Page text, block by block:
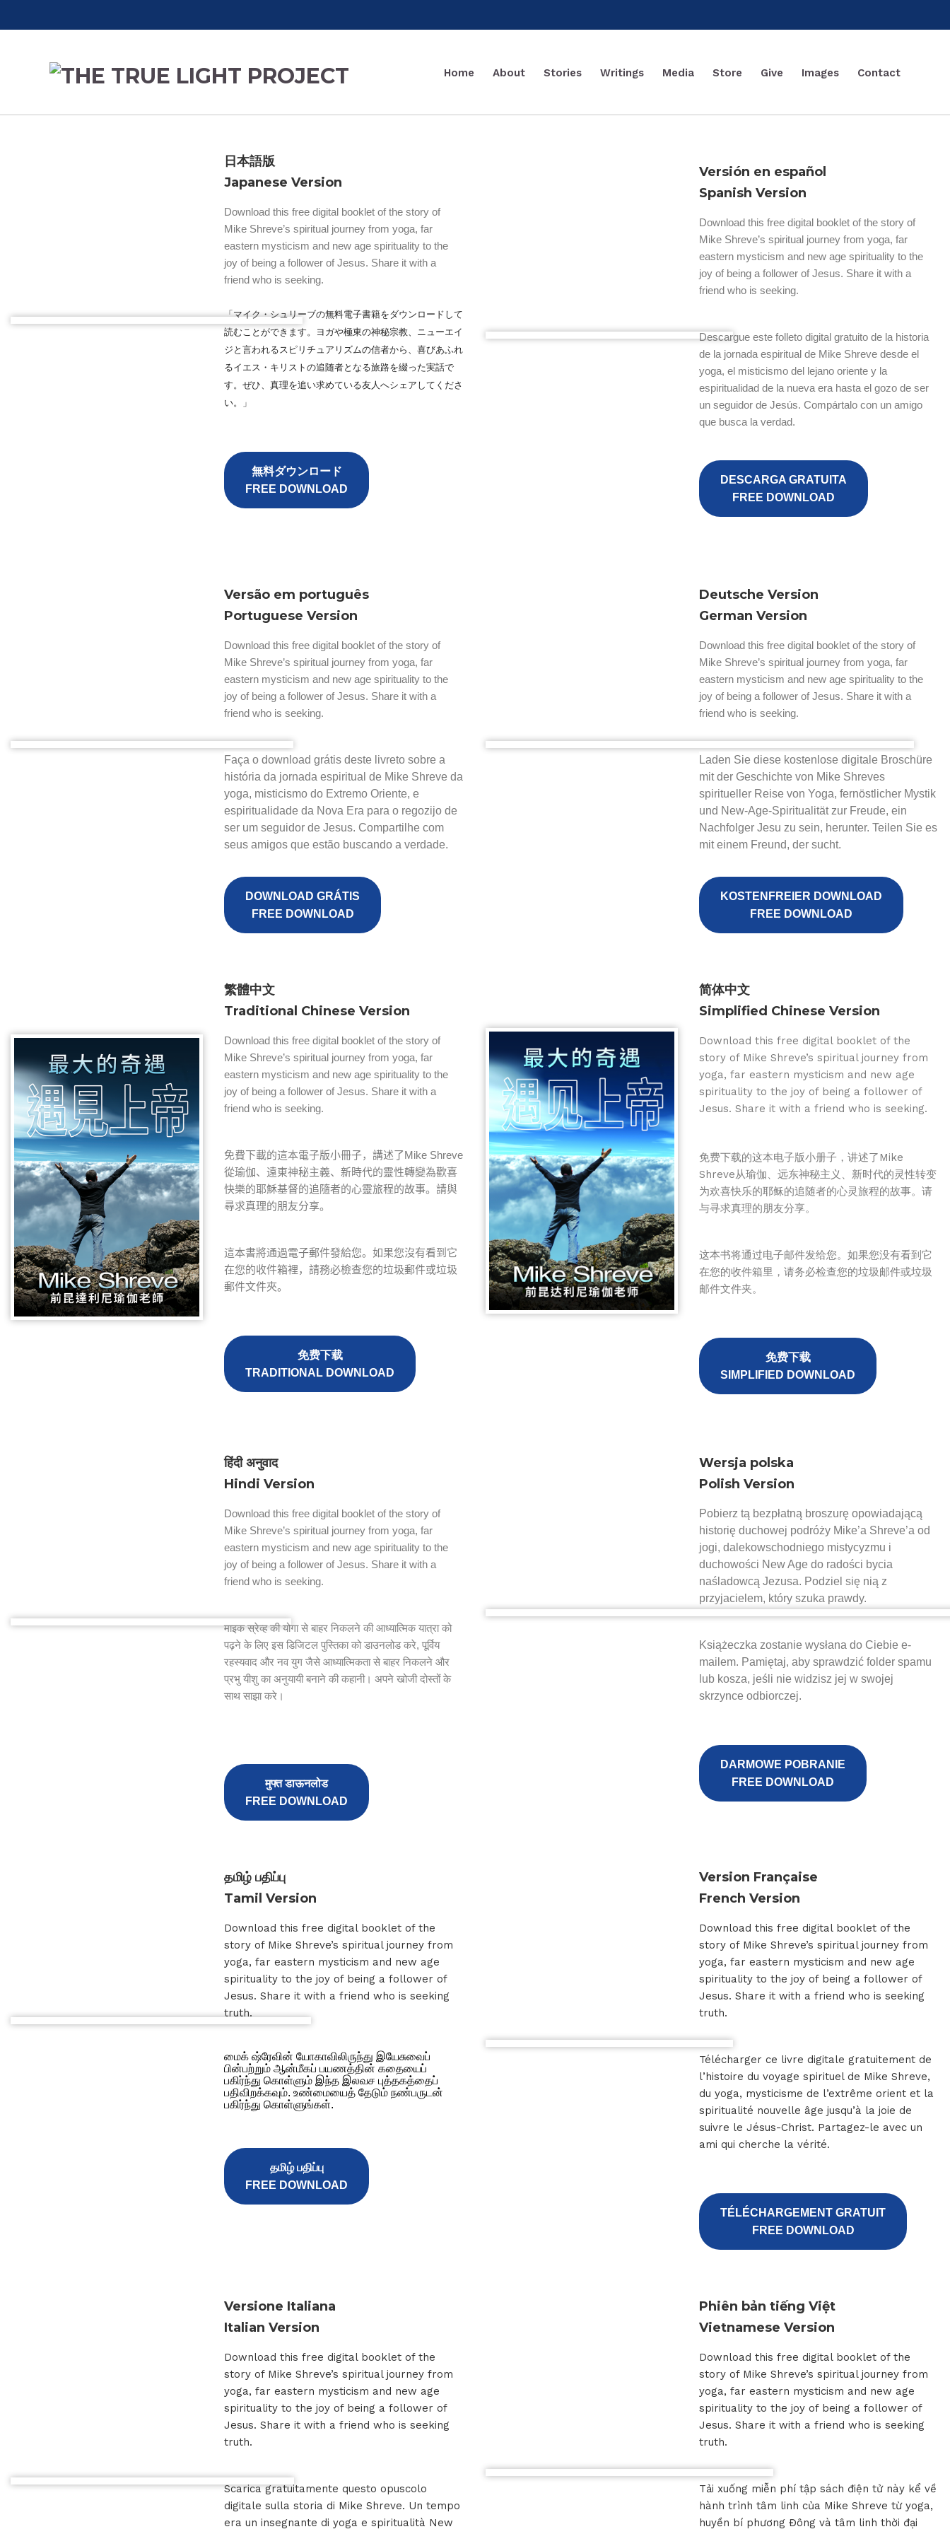
Home About Stories Writings Media Store Give Images Contact
日本語版
Japanese Version
Download this free digital booklet of the story of
Mike Shreve’s spiritual journey from yoga, far
eastern mysticism and new age spirituality to the
joy of being a follower of Jesus. Share it with a
friend who is seeking.
「マイク・シュリーブの無料電子書籍をダウンロードして
読むことができます。ヨガや極東の神秘宗教、 ニューエイ
ジと言われるスピリチュアリズムの信者から、喜びあふれ
るイエス・ キリストの追随者となる旅路を綴った実話で
す。ぜひ、真理を追い求めている友人へシェアしてくださ
い。」
無料ダウンロード
FREE DOWNLOAD
Versión en español
Spanish Version
Download this free digital booklet of the story of
Mike Shreve’s spiritual journey from yoga, far
eastern mysticism and new age spirituality to the
joy of being a follower of Jesus. Share it with a
friend who is seeking.
Descargue este folleto digital gratuito de la historia
de la jornada espiritual de Mike Shreve desde el
yoga, el misticismo del lejano oriente y la
espiritualidad de la nueva era hasta el gozo de ser
un seguidor de Jesús. Compártalo con un amigo
que busca la verdad.
DESCARGA GRATUITA
FREE DOWNLOAD
Versão em português
Portuguese Version
Download this free digital booklet of the story of
Mike Shreve’s spiritual journey from yoga, far
eastern mysticism and new age spirituality to the
joy of being a follower of Jesus. Share it with a
friend who is seeking.
Faça o download grátis deste livreto sobre a
história da jornada espiritual de Mike Shreve da
yoga, misticismo do Extremo Oriente, e
espiritualidade da Nova Era para o regozijo de
ser um seguidor de Jesus. Compartilhe com
seus amigos que estão buscando a verdade.
DOWNLOAD GRÁTIS
FREE DOWNLOAD
Deutsche Version
German Version
Download this free digital booklet of the story of
Mike Shreve’s spiritual journey from yoga, far
eastern mysticism and new age spirituality to the
joy of being a follower of Jesus. Share it with a
friend who is seeking.
Laden Sie diese kostenlose digitale Broschüre
mit der Geschichte von Mike Shreves
spiritueller Reise von Yoga, fernöstlicher Mystik
und New-Age-Spiritualität zur Freude, ein
Nachfolger Jesu zu sein, herunter. Teilen Sie es
mit einem Freund, der sucht.
KOSTENFREIER DOWNLOAD
FREE DOWNLOAD
繁體中文
Traditional Chinese Version
Download this free digital booklet of the story of
Mike Shreve’s spiritual journey from yoga, far
eastern mysticism and new age spirituality to the
joy of being a follower of Jesus. Share it with a
friend who is seeking.
免費下載的這本電子版小冊子，講述了Mike Shreve
從瑜伽、遠東神秘主義、新時代的靈性轉變為歡喜
快樂的耶穌基督的追隨者的心靈旅程的故事。請與
尋求真理的朋友分享。
這本書將通過電子郵件發給您。如果您沒有看到它
在您的收件箱裡，請務必檢查您的垃圾郵件或垃圾
郵件文件夾。
免费下载
TRADITIONAL DOWNLOAD
简体中文
Simplified Chinese Version
Download this free digital booklet of the
story of Mike Shreve’s spiritual journey from
yoga, far eastern mysticism and new age
spirituality to the joy of being a follower of
Jesus. Share it with a friend who is seeking.
免费下载的这本电子版小册子，讲述了Mike
Shreve从瑜伽、远东神秘主义、新时代的灵性转变
为欢喜快乐的耶稣的追随者的心灵旅程的故事。请
与寻求真理的朋友分享。
这本书将通过电子邮件发给您。如果您没有看到它
在您的收件箱里，请务必检查您的垃圾邮件或垃圾
邮件文件夹。
免费下载
SIMPLIFIED DOWNLOAD
हिंदी अनुवाद
Hindi Version
Download this free digital booklet of the story of
Mike Shreve’s spiritual journey from yoga, far
eastern mysticism and new age spirituality to the
joy of being a follower of Jesus. Share it with a
friend who is seeking.
माइक स्रेव्ह की योगा से बाहर निकलने की आध्यात्मिक यात्रा को
पढ़ने के लिए इस डिजिटल पुस्तिका को डाउनलोड करे, पूर्विय
रहस्यवाद और नव युग जैसे आध्यात्मिकता से बाहर निकलने और
प्रभु यीशु का अनुयायी बनाने की कहानी। अपने खोजी दोस्तों के
साथ साझा करे।
मुफ्त डाऊनलोड
FREE DOWNLOAD
Wersja polska
Polish Version
Pobierz tą bezpłatną broszurę opowiadającą
historię duchowej podróży Mike’a Shreve’a od
jogi, dalekowschodniego mistycyzmu i
duchowości New Age do radości bycia
naśladowcą Jezusa. Podziel się nią z
przyjacielem, który szuka prawdy.
Książeczka zostanie wysłana do Ciebie e-
mailem. Pamiętaj, aby sprawdzić folder spamu
lub kosza, jeśli nie widzisz jej w swojej
skrzynce odbiorczej.
DARMOWE POBRANIE
FREE DOWNLOAD
தமிழ் பதிப்பு
Tamil Version
Download this free digital booklet of the
story of Mike Shreve’s spiritual journey from
yoga, far eastern mysticism and new age
spirituality to the joy of being a follower of
Jesus. Share it with a friend who is seeking
truth.
மைக் ஷ்ரேவின் யோகாவிலிருந்து இயேசுவைப்
பின்பற்றும் ஆன்மீகப் பயணத்தின் கதையைப்
பகிர்ந்து கொள்ளும் இந்த இலவச புத்தகத்தைப்
பதிவிறக்கவும். உண்மையைத் தேடும் நண்பருடன்
பகிர்ந்து கொள்ளுங்கள்.
தமிழ் பதிப்பு
FREE DOWNLOAD
Version Française
French Version
Download this free digital booklet of the
story of Mike Shreve’s spiritual journey from
yoga, far eastern mysticism and new age
spirituality to the joy of being a follower of
Jesus. Share it with a friend who is seeking
truth.
Télécharger ce livre digitale gratuitement de
l’histoire du voyage spirituel de Mike Shreve,
du yoga, mysticisme de l’extrême orient et la
spiritualité nouvelle âge jusqu’à la joie de
suivre le Jésus-Christ. Partagez-le avec un
ami qui cherche la vérité.
TÉLÉCHARGEMENT GRATUIT
FREE DOWNLOAD
Versione Italiana
Italian Version
Download this free digital booklet of the
story of Mike Shreve’s spiritual journey from
yoga, far eastern mysticism and new age
spirituality to the joy of being a follower of
Jesus. Share it with a friend who is seeking
truth.
Scarica gratuitamente questo opuscolo
digitale sulla storia di Mike Shreve. Un tempo
era un insegnante di yoga e spiritualità New
Phiên bản tiếng Việt
Vietnamese Version
Download this free digital booklet of the
story of Mike Shreve’s spiritual journey from
yoga, far eastern mysticism and new age
spirituality to the joy of being a follower of
Jesus. Share it with a friend who is seeking
truth.
Tải xuống miễn phí tập sách điện tử này kể về
hành trình tâm linh của Mike Shreve từ yoga,
huyền bí phương Đông và tâm linh thời đại